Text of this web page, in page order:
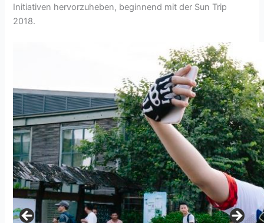
Initiativen hervorzuheben, beginnend mit der Sun Trip
2018.